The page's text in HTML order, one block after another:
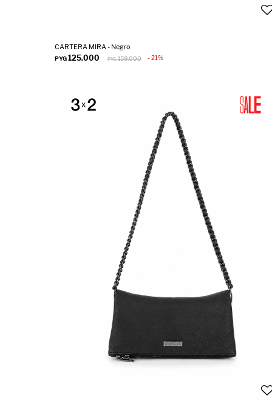
CARTERA MIRA - Negro
PYG125.000 PYG 159.000 21